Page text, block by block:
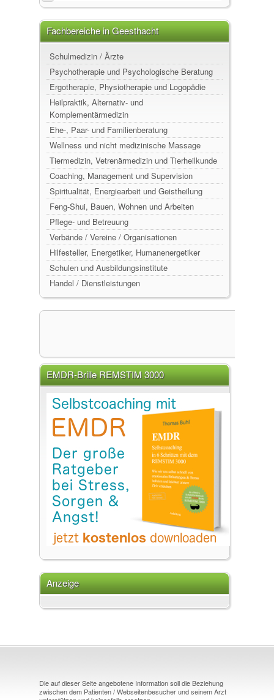
Fachbereiche in Geesthacht
Schulmedizin / Ärzte
Psychotherapie und Psychologische Beratung
Ergotherapie, Physiotherapie und Logopädie
Heilpraktik, Alternativ- und
Komplementärmedizin
Ehe-, Paar- und Familienberatung
Wellness und nicht medizinische Massage
Tiermedizin, Vetrenärmedizin und Tierheilkunde
Coaching, Management und Supervision
Spiritualität, Energiearbeit und Geistheilung
Feng-Shui, Bauen, Wohnen und Arbeiten
Pflege- und Betreuung
Verbände / Vereine / Organisationen
Hilfesteller, Energetiker, Humanenergetiker
Schulen und Ausbildungsinstitute
Handel / Dienstleistungen
EMDR-Brille REMSTIM 3000
Anzeige
Die auf dieser Seite angebotene Information soll die Beziehung
zwischen dem Patienten / Webseitenbesucher und seinem Arzt